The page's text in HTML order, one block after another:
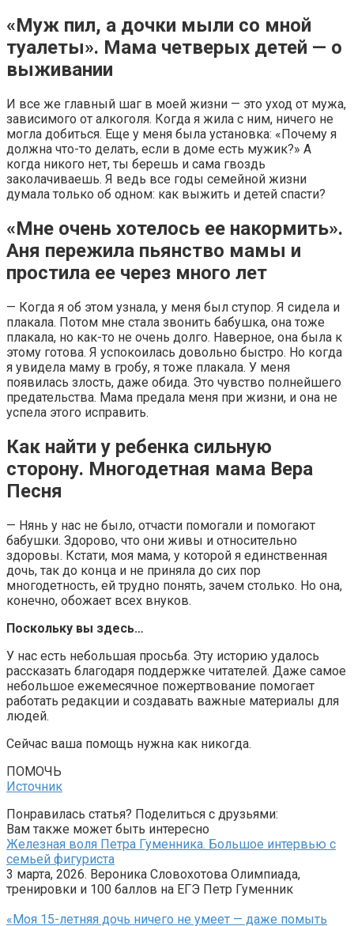
«Муж пил, а дочки мыли со мной
туалеты». Мама четверых детей — о
выживании
И все же главный шаг в моей жизни — это уход от мужа,
зависимого от алкоголя. Когда я жила с ним, ничего не
могла добиться. Еще у меня была установка: «Почему я
должна что-то делать, если в доме есть мужик?» А
когда никого нет, ты берешь и сама гвоздь
заколачиваешь. Я ведь все годы семейной жизни
думала только об одном: как выжить и детей спасти?
«Мне очень хотелось ее накормить».
Аня пережила пьянство мамы и
простила ее через много лет
— Когда я об этом узнала, у меня был ступор. Я сидела и
плакала. Потом мне стала звонить бабушка, она тоже
плакала, но как-то не очень долго. Наверное, она была к
этому готова. Я успокоилась довольно быстро. Но когда
я увидела маму в гробу, я тоже плакала. У меня
появилась злость, даже обида. Это чувство полнейшего
предательства. Мама предала меня при жизни, и она не
успела этого исправить.
Как найти у ребенка сильную
сторону. Многодетная мама Вера
Песня
— Нянь у нас не было, отчасти помогали и помогают
бабушки. Здорово, что они живы и относительно
здоровы. Кстати, моя мама, у которой я единственная
дочь, так до конца и не приняла до сих пор
многодетность, ей трудно понять, зачем столько. Но она,
конечно, обожает всех внуков.
Поскольку вы здесь…
У нас есть небольшая просьба. Эту историю удалось
рассказать благодаря поддержке читателей. Даже самое
небольшое ежемесячное пожертвование помогает
работать редакции и создавать важные материалы для
людей.
Сейчас ваша помощь нужна как никогда.
ПОМОЧЬ
Источник
Понравилась статья? Поделиться с друзьями:
Вам также может быть интересно
Железная воля Петра Гуменника. Большое интервью с
семьей фигуриста
3 марта, 2026. Вероника Словохотова Олимпиада,
тренировки и 100 баллов на ЕГЭ Петр Гуменник
«Моя 15-летняя дочь ничего не умеет — даже помыть